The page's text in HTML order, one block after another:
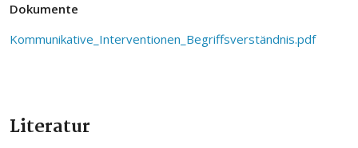
Dokumente
Kommunikative_Interventionen_Begriffsverständnis.pdf
Literatur